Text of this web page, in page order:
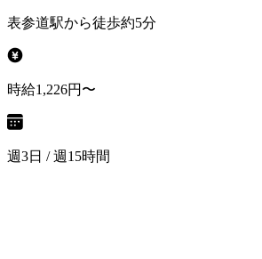
表参道駅から徒歩約5分
時給1,226円〜
週3日 / 週15時間